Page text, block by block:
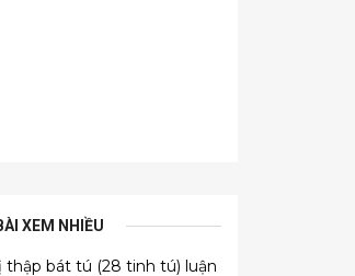
XEM NHIỀU
thập bát tú (28 tinh tú) luận